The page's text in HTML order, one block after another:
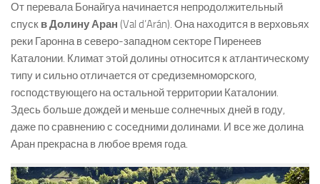
От перевала Бонайгуа начинается непродолжительный
спуск в Долину Аран (Val d’Arán). Она находится в верховьях
реки Гаронна в северо-западном секторе Пиренеев
Каталонии. Климат этой долины относится к атлантическому
типу и сильно отличается от средиземноморского,
господствующего на остальной территории Каталонии.
Здесь больше дождей и меньше солнечных дней в году,
даже по сравнению с соседними долинами. И все же долина
Аран прекрасна в любое время года.